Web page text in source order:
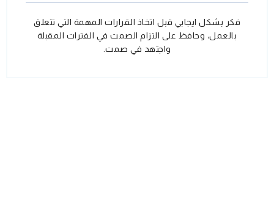
فكر بشكل ايجابي قبل اتخاذ القرارات المهمة التي تتعلق
بالعمل، وحافظ على التزام الصمت في الفترات المقبلة
واجتهد في صمت.